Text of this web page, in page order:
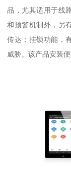
品，尤其适用于线
和预警机制外，另
传达；挂锁功能，
威胁。该产品安装